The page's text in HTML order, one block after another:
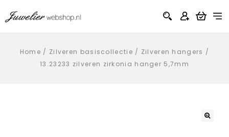
Home / Zilveren basiscollectie / Zilveren hangers /
13.23233 zilveren zirkonia hanger 5,7mm